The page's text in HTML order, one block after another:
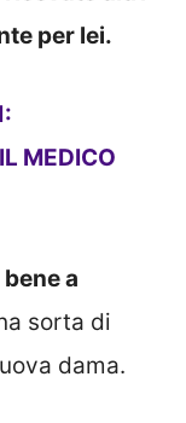
per lei.
MEDICO
a
sorta di
dama.